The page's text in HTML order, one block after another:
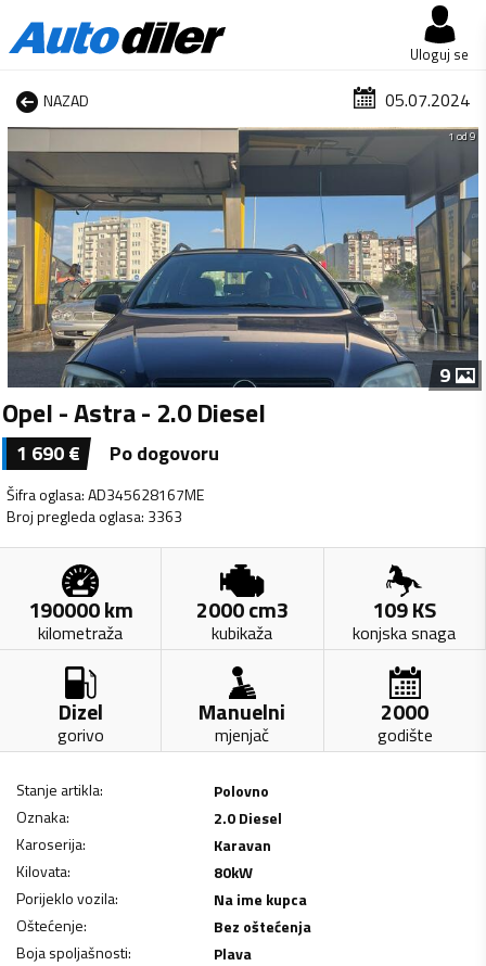
Uloguj se
NAZAD 05.07.2024
1 od 9
9
Opel - Astra - 2.0 Diesel
1 690€ Po dogovoru
Šifra oglasa:AD345628167ME
Broj pregleda oglasa: 3363
190000km
kilometraža
2000cm3
kubikaža
109KS
konjska snaga
Dizel
gorivo
Manuelni
mjenjač
2000
godište
Stanje artikla:
Polovno
Oznaka:
2.0 Diesel
Karoserija:
Karavan
Kilovata: 80kW
Porijeklo vozila:
Na ime kupca
Oštećenje:
Bez oštećenja
Boja spoljašnosti:
Plava